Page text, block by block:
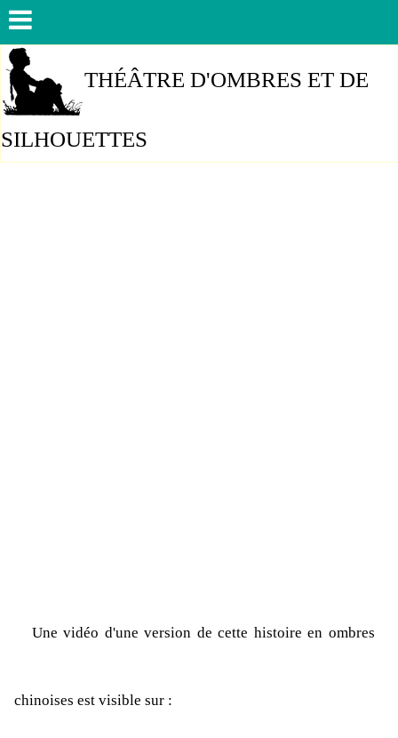
THÉÂTRE D'OMBRES ET DE
SILHOUETTES
Une vidéo d'une version de cette histoire en ombres
chinoises est visible sur :